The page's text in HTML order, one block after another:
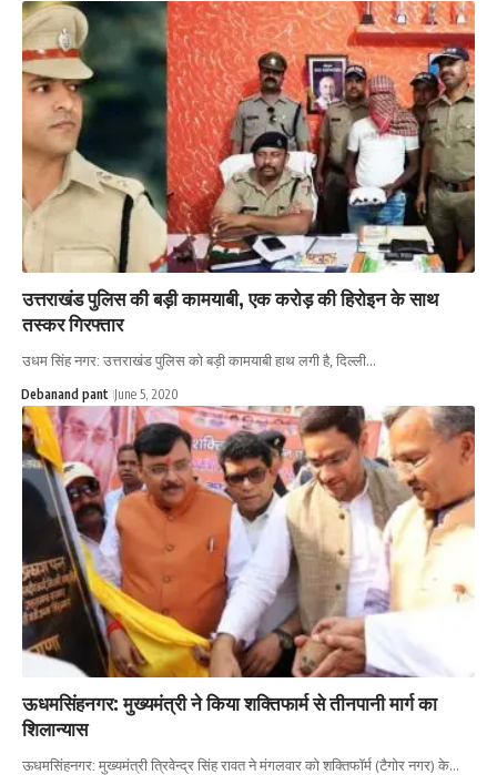
उत्तराखंड पुलिस की बड़ी कामयाबी, एक करोड़ की हिरोइन के साथ
तस्कर गिरफ्तार
उधम सिंह नगर: उत्तराखंड पुलिस को बड़ी कामयाबी हाथ लगी है, दिल्ली…
Debanand pant June 5, 2020
ऊधमसिंहनगर: मुख्यमंत्री ने किया शक्तिफार्म से तीनपानी मार्ग का
शिलान्यास
ऊधमसिंहनगर: मुख्यमंत्री त्रिवेन्द्र सिंह रावत ने मंगलवार को शक्तिफॉर्म (टैगोर नगर) के…